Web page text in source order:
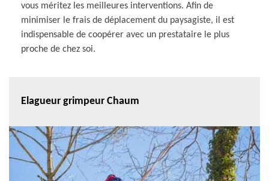
vous méritez les meilleures interventions. Afin de
minimiser le frais de déplacement du paysagiste, il est
indispensable de coopérer avec un prestataire le plus
proche de chez soi.
Elagueur grimpeur Chaum